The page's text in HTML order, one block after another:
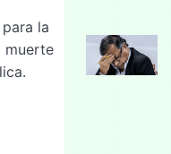
la
muerte